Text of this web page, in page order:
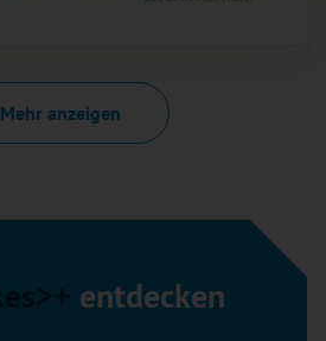
Mehr anzeigen
entdecken